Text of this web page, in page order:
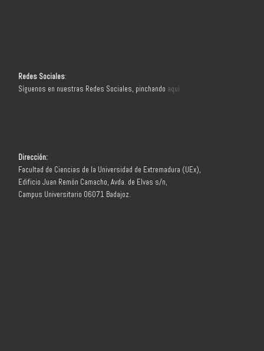
Redes Sociales:
Síguenos en nuestras Redes Sociales, pinchando aquí
Dirección:
Facultad de Ciencias de la Universidad de Extremadura (UEx),
Edificio Juan Remón Camacho, Avda. de Elvas s/n,
Campus Universitario 06071 Badajoz.